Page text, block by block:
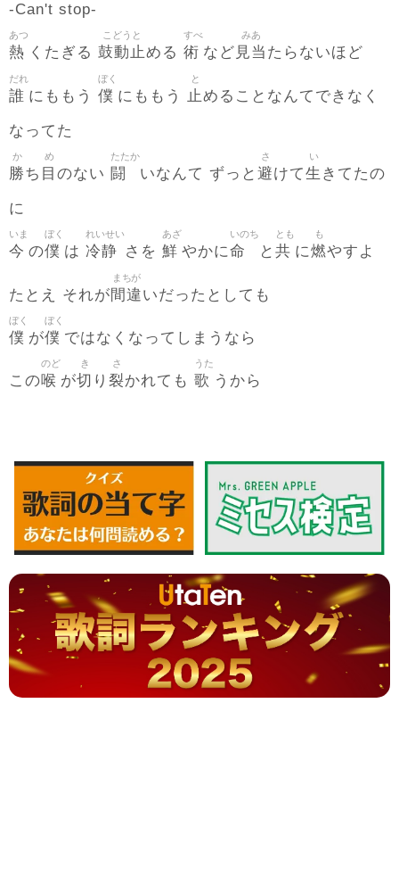
-Can't stop-
熱
あつ
くたぎる 鼓動止
こどうと
める 術
すべ
など 見当
みあ
たらないほど
誰
だれ
にももう 僕
ぼく
にももう 止
と
めることなんてできなく
なってた
勝
か
ち 目
め
のない 闘
たたか
いなんて ずっと 避
さ
けて生
い
きてたの
に
今
いま
の僕
ぼく
は 冷静
れいせい
さを 鮮
あざ
やかに命
いのち
と 共
とも
に燃
も
やすよ
たとえ それが間違
まちが
いだったとしても
僕
ぼく
が僕
ぼく
ではなくなってしまうなら
この喉
のど
が切
き
り 裂
さ
かれても 歌
うた
うから